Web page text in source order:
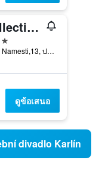
NH Collection Carlo IV
Senovazne Namesti,13, ปราก, Prague Region, สาธารณรัฐเช็ก
ดูข้อเสนอ
divadlo Karlín